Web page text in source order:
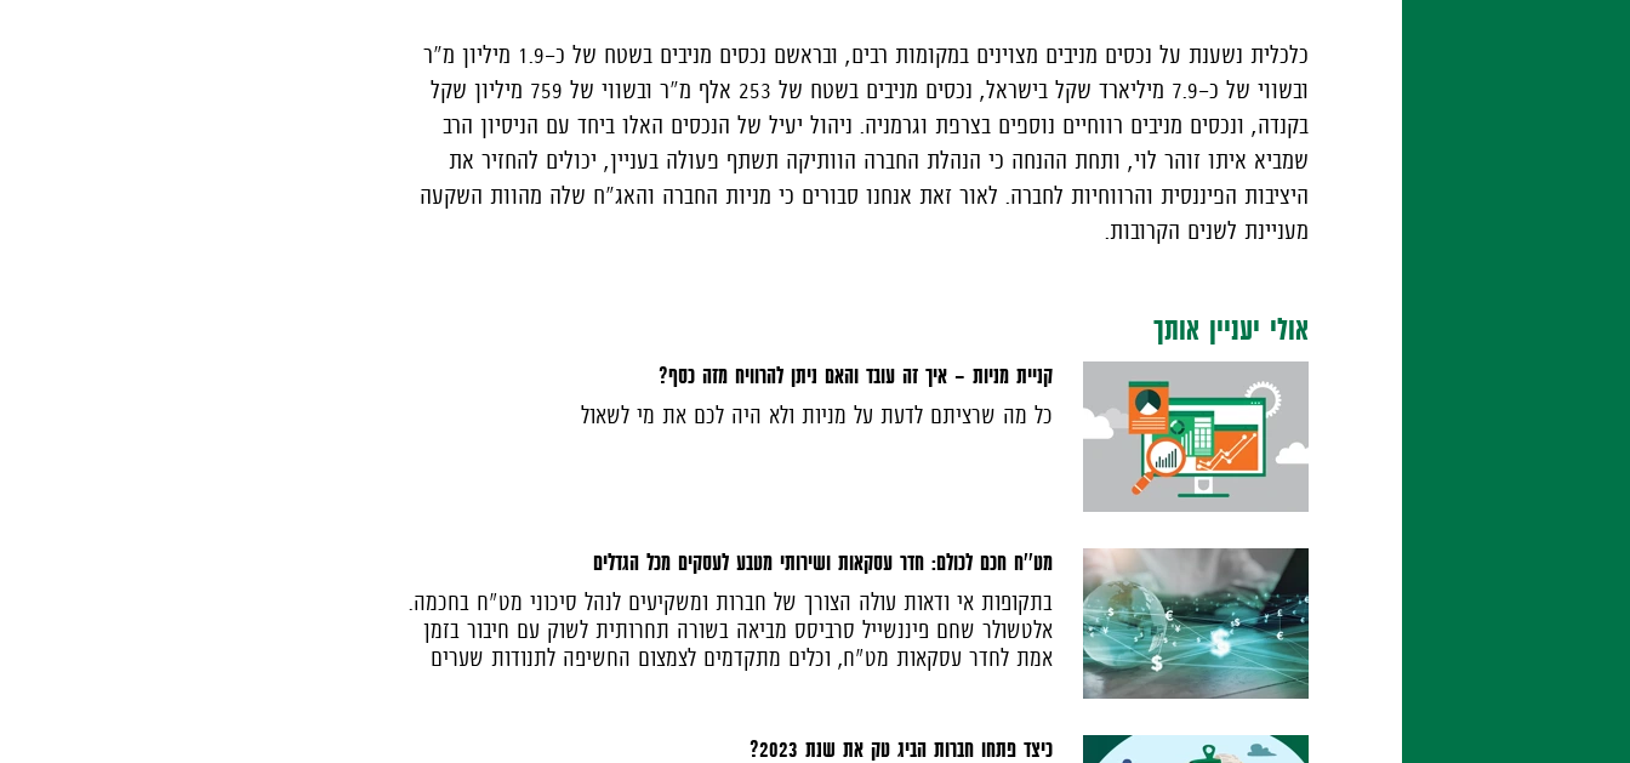
כלכלית נשענת על נכסים מניבים מצוינים במקומות רבים, ובראשם נכסים מניבים בשטח של כ-1.9 מיליון מ"ר
ובשווי של כ-7.9 מיליארד שקל בישראל, נכסים מניבים בשטח של 253 אלף מ"ר ובשווי של 759 מיליון שקל
בקנדה, ונכסים מניבים רווחיים נוספים בצרפת וגרמניה. ניהול יעיל של הנכסים האלו ביחד עם הניסיון הרב
שמביא איתו זוהר לוי, ותחת ההנחה כי הנהלת החברה הוותיקה תשתף פעולה בעניין, יכולים להחזיר את
היציבות הפיננסית והרווחיות לחברה. לאור זאת אנחנו סבורים כי מניות החברה והאג"ח שלה מהוות השקעה
מעניינת לשנים הקרובות.
אולי יעניין אותך
קניית מניות - איך זה עובד והאם ניתן להרוויח מזה כסף?
כל מה שרציתם לדעת על מניות ולא היה לכם את מי לשאול
מט''ח חכם לכולם: חדר עסקאות ושירותי מטבע לעסקים מכל הגדלים
בתקופות אי ודאות עולה הצורך של חברות ומשקיעים לנהל סיכוני מט"ח בחכמה.
אלטשולר שחם פיננשייל סרביסס מביאה בשורה תחרותית לשוק עם חיבור בזמן
אמת לחדר עסקאות מט"ח, וכלים מתקדמים לצמצום החשיפה לתנודות שערים
כיצד פתחו חברות הביג טק את שנת 2023?